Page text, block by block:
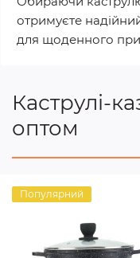
отримуєте
для щоденного
Каструлі-
оптом
Популярний